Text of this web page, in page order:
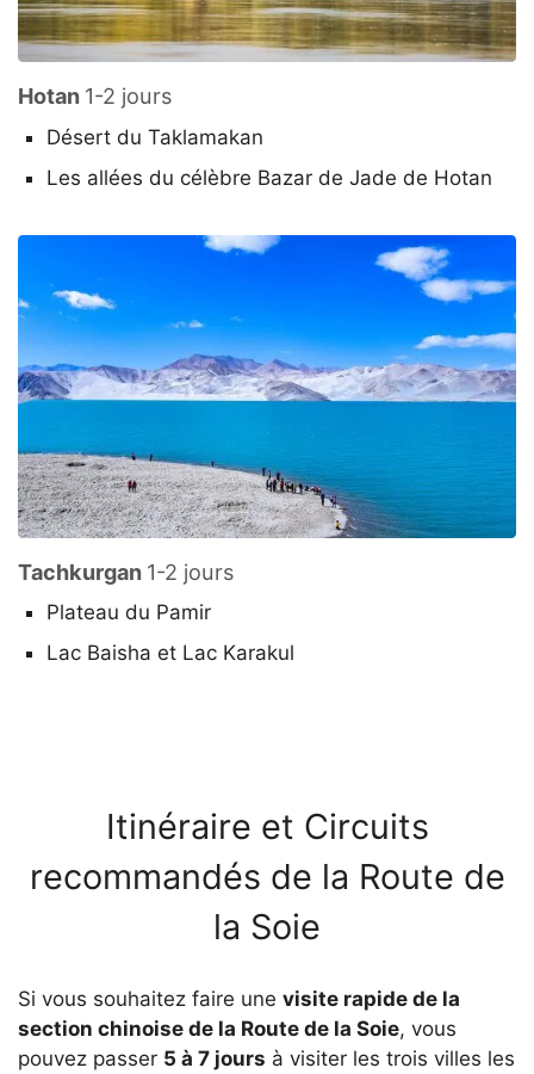
Hotan 1-2 jours
Désert du Taklamakan
Les allées du célèbre Bazar de Jade de Hotan
Tachkurgan 1-2 jours
Plateau du Pamir
Lac Baisha et Lac Karakul
Itinéraire et Circuits
recommandés de la Route de
la Soie
Si vous souhaitez faire une visite rapide de la
section chinoise de la Route de la Soie, vous
pouvez passer 5 à 7 jours à visiter les trois villes les